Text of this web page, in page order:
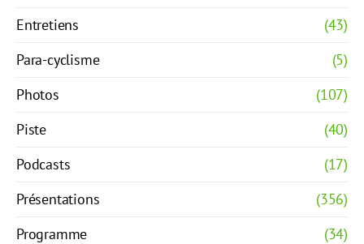
Entretiens
(43)
Para-cyclisme
(5)
Photos
(107)
Piste
(40)
Podcasts
(17)
Présentations
(356)
Programme
(34)